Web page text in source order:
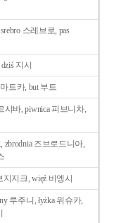
스레브로, pas
지시
마트카, but 부트
샤바, piwnica 피브니차,
zbrodnia 즈브로드니아,
지지크, więź 비엥시
루주니, łyżka 위슈카,